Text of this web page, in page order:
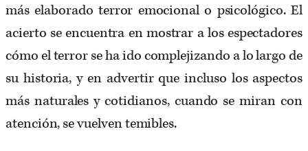
más elaborado terror emocional o psicológico. El
acierto se encuentra en mostrar a los espectadores
cómo el terror se ha ido complejizando a lo largo de
su historia, y en advertir que incluso los aspectos
más naturales y cotidianos, cuando se miran con
atención, se vuelven temibles.